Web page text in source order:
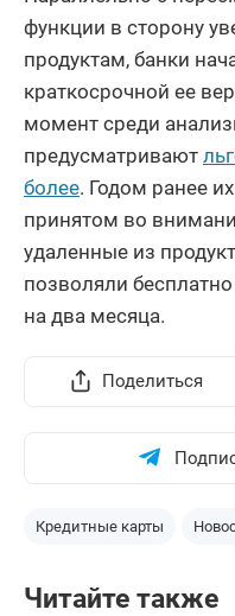
функции в сторону
продуктам, банки
краткосрочной ее
момент среди
предусматривают
более. Годом ранее
принятом во
удаленные из
позволяли
на два месяца.
Поделиться
Кредитные карты
Читайте также